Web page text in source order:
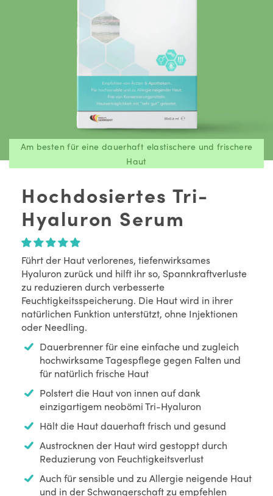
Am besten für eine dauerhaft elastischere und frischere
Haut
Hochdosiertes Tri-
Hyaluron Serum
Führt der Haut verlorenes, tiefenwirksames
Hyaluron zurück und hilft ihr so, Spannkraftverluste
zu reduzieren durch verbesserte
Feuchtigkeitsspeicherung. Die Haut wird in ihrer
natürlichen Funktion unterstützt, ohne Injektionen
oder Needling.
Dauerbrenner für eine einfache und zugleich
hochwirksame Tagespflege gegen Falten und
für natürlich frische Haut
Polstert die Haut von innen auf dank
einzigartigem neobömi Tri-Hyaluron
Hält die Haut dauerhaft frisch und gesund
Austrocknen der Haut wird gestoppt durch
Reduzierung von Feuchtigkeitsverlust
Auch für sensible und zu Allergie neigende Haut
und in der Schwangerschaft zu empfehlen